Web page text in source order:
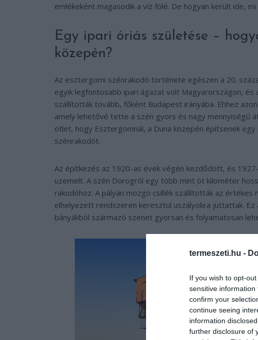
termeszeti.hu -
If you wish to opt-
sensitive
confirm your
continue seeing
information
further disclosure of
emlékeként magasodik a víz fölé. De hogyan került ide,
Egy ipari óriás születése –
közepén?
Az esztergomi szénrakodó története egészen a 20.
egyik legfontosabb ipari ágazat volt Magyarországon,
szállították tovább, főként Budapest irányába. Ehhez
amely lehetővé tette a szén gyors és nagy mennyiségű
ötlet, hogy Esztergomnál, a Duna közepén építsenek
szénrakodót.
Az építkezés az 1920-as évek végén kezdődött, és
üzemelt. A szén Dorogról egy több mint öt kilométer
rakodóhoz. A pályán mozgó csillék szállították az
elhelyezett rendszeren keresztül uszályokra juttattak.
bányákból származó szenet gyorsan és folyamatosan